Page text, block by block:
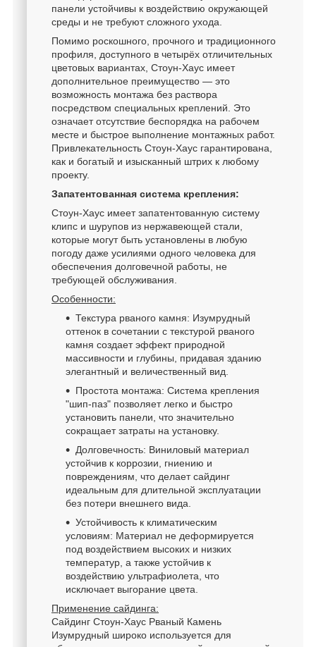
панели устойчивы к воздействию окружающей
среды и не требуют сложного ухода.
Помимо роскошного, прочного и традиционного
профиля, доступного в четырёх отличительных
цветовых вариантах, Стоун-Хаус имеет
дополнительное преимущество — это
возможность монтажа без раствора
посредством специальных креплений. Это
означает отсутствие беспорядка на рабочем
месте и быстрое выполнение монтажных работ.
Привлекательность Стоун-Хаус гарантирована,
как и богатый и изысканный штрих к любому
проекту.
Запатентованная система крепления:
Стоун-Хаус имеет запатентованную систему
клипс и шурупов из нержавеющей стали,
которые могут быть установлены в любую
погоду даже усилиями одного человека для
обеспечения долговечной работы, не
требующей обслуживания.
Особенности:
Текстура рваного камня: Изумрудный
оттенок в сочетании с текстурой рваного
камня создает эффект природной
массивности и глубины, придавая зданию
элегантный и величественный вид.
Простота монтажа: Система крепления
"шип-паз" позволяет легко и быстро
установить панели, что значительно
сокращает затраты на установку.
Долговечность: Виниловый материал
устойчив к коррозии, гниению и
повреждениям, что делает сайдинг
идеальным для длительной эксплуатации
без потери внешнего вида.
Устойчивость к климатическим
условиям: Материал не деформируется
под воздействием высоких и низких
температур, а также устойчив к
воздействию ультрафиолета, что
исключает выгорание цвета.
Применение сайдинга:
Сайдинг Стоун-Хаус Рваный Камень
Изумрудный широко используется для